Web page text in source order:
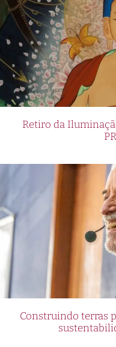
Retiro da
Construindo terras